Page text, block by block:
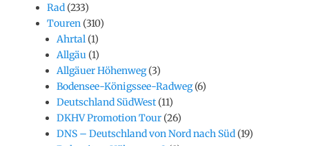
Rad (233)
Touren (310)
Ahrtal (1)
Allgäu (1)
Allgäuer Höhenweg(3)
Bodensee-Königssee-Radweg(6)
Deutschland SüdWest (11)
DKHV Promotion Tour (26)
DNS – Deutschland von Nord nach Süd (19)